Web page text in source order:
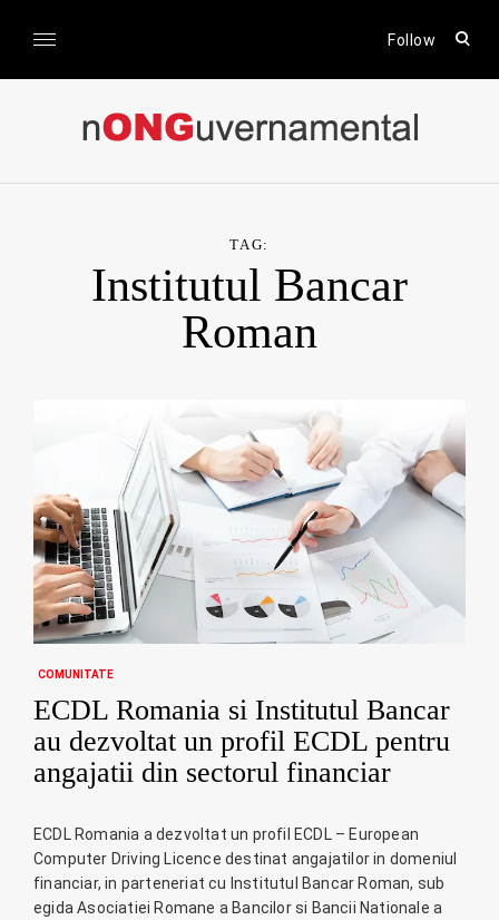
Follow
open
form
nONGuvernamental
TAG:
Institutul Bancar
Roman
COMUNITATE
ECDL Romania si Institutul Bancar
au dezvoltat un profil ECDL pentru
angajatii din sectorul financiar
ECDL Romania a dezvoltat un profil ECDL – European
Computer Driving Licence destinat angajatilor in domeniul
financiar, in parteneriat cu Institutul Bancar Roman, sub
egida Asociatiei Romane a Bancilor si Bancii Nationale a